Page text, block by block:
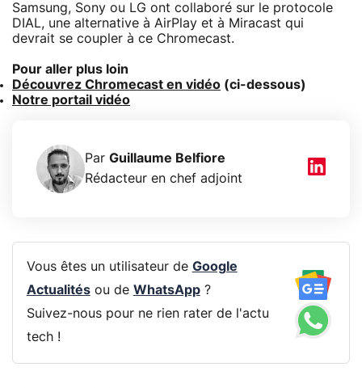
Samsung, Sony ou LG ont collaboré sur le protocole
DIAL, une alternative à AirPlay et à Miracast qui
devrait se coupler à ce Chromecast.
Pour aller plus loin
Découvrez Chromecast en vidéo (ci-dessous)
Notre portail vidéo
Par Guillaume Belfiore
Rédacteur en chef adjoint
Vous êtes un utilisateur de Google
Actualitésou de WhatsApp?
Suivez-nous pour ne rien rater de l'actu
tech !